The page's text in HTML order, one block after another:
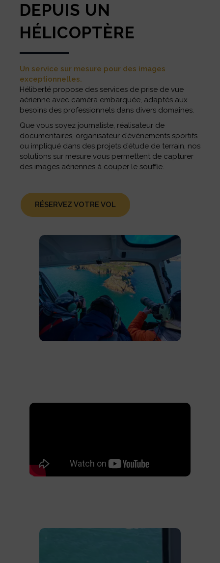
DEPUIS UN
HÉLICOPTÈRE
Un service sur mesure pour des images
exceptionnelles.
Héliberté propose des services de prise de vue
aérienne avec caméra embarquée, adaptés aux
besoins des professionnels dans divers domaines.
Que vous soyez journaliste, réalisateur de
documentaires, organisateur d’événements sportifs
ou impliqué dans des projets d’étude de terrain, nos
solutions sur mesure vous permettent de capturer
des images aériennes à couper le souffle.
RÉSERVEZ VOTRE VOL